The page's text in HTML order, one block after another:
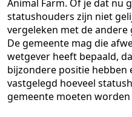
Animal Farm. Of je dat nu
statushouders zijn niet
vergeleken met de
De gemeente mag die
wetgever heeft bepaald,
bijzondere positie hebben
vastgelegd hoeveel
gemeente moeten